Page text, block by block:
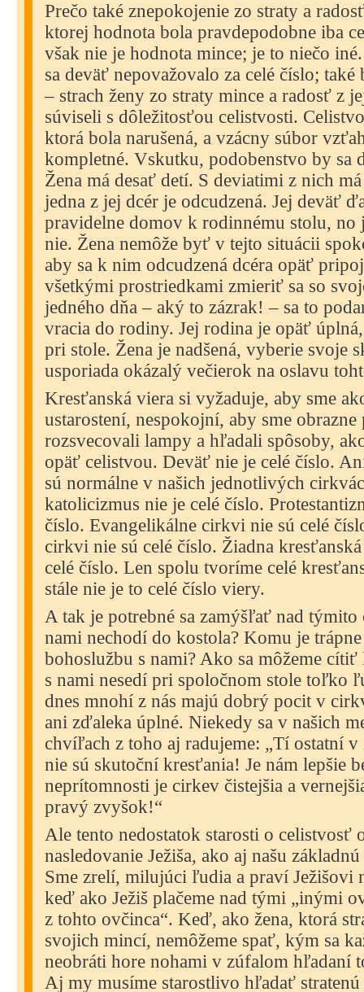
Prečo také znepokojenie zo straty a
ktorej hodnota bola pravdepodobne iba
však nie je hodnota mince; je to niečo
sa deväť nepovažovalo za celé číslo;
– strach ženy zo straty mince a radosť z
súviseli s dôležitosťou celistvosti.
ktorá bola narušená, a vzácny súbor
kompletné. Vskutku, podobenstvo by sa
Žena má desať detí. S deviatimi z nich
jedna z jej dcér je odcudzená. Jej deväť
pravidelne domov k rodinnému stolu, no
nie. Žena nemôže byť v tejto situácii
aby sa k nim odcudzená dcéra opäť
všetkými prostriedkami zmieriť sa so
jedného dňa – aký to zázrak! – sa to
vracia do rodiny. Jej rodina je opäť
pri stole. Žena je nadšená, vyberie svoje
usporiada okázalý večierok na oslavu
Kresťanská viera si vyžaduje, aby sme
ustarostení, nespokojní, aby sme obrazne
rozsvecovali lampy a hľadali spôsoby,
opäť celistvou. Deväť nie je celé číslo.
sú normálne v našich jednotlivých
katolicizmus nie je celé číslo.
číslo. Evangelikálne cirkvi nie sú celé
cirkvi nie sú celé číslo. Žiadna
celé číslo. Len spolu tvoríme celé
stále nie je to celé číslo viery.
A tak je potrebné sa zamýšľať nad
nami nechodí do kostola? Komu je
bohoslužbu s nami? Ako sa môžeme
s nami nesedí pri spoločnom stole toľko
dnes mnohí z nás majú dobrý pocit v
ani zďaleka úplné. Niekedy sa v našich
chvíľach z toho aj radujeme: „Tí ostatní
nie sú skutoční kresťania! Je nám lepšie
neprítomnosti je cirkev čistejšia a
pravý zvyšok!“
Ale tento nedostatok starosti o celistvosť
nasledovanie Ježiša, ako aj našu
Sme zrelí, milujúci ľudia a praví Ježišovi
keď ako Ježiš plačeme nad tými „inými
z tohto ovčinca“. Keď, ako žena, ktorá
svojich mincí, nemôžeme spať, kým sa
neobráti hore nohami v zúfalom hľadaní
Aj my musíme starostlivo hľadať